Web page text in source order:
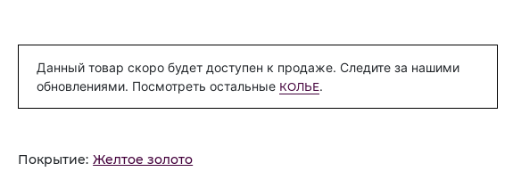
Данный товар скоро будет доступен к продаже. Следите за нашими
обновлениями. Посмотреть остальные КОЛЬЕ.
Покрытие: Желтое золото